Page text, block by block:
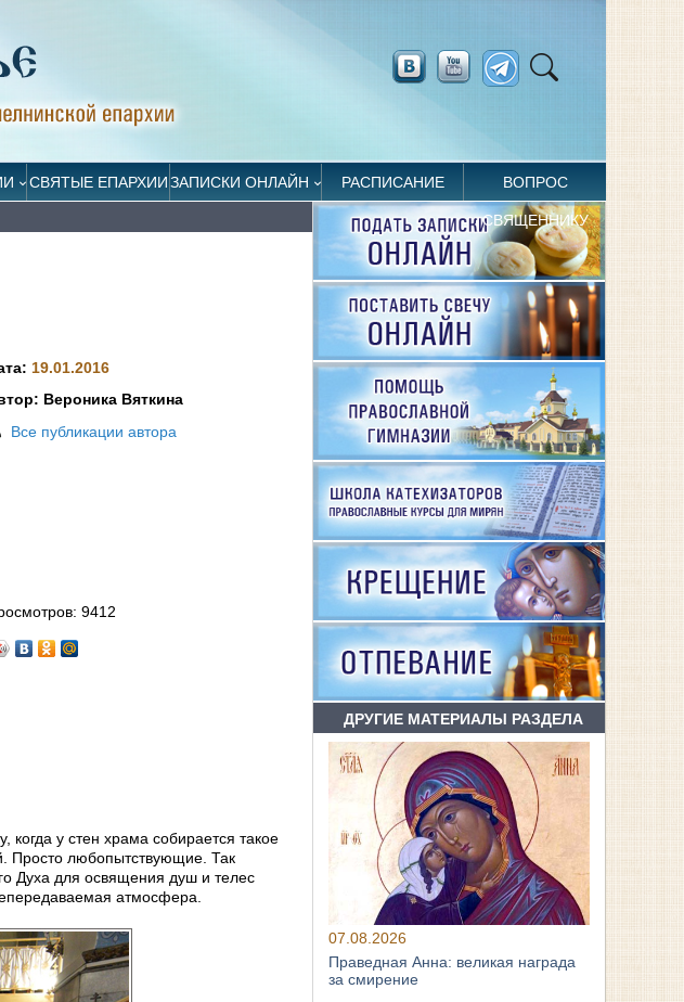
СВЯТЫЕ ЕПАРХИИЗАПИСКИ ОНЛАЙН РАСПИСАНИЕ ВОПРОС
СВЯЩЕННИКУ
19.01.2016
Вероника Вяткина
Все публикации автора
9412
у стен храма собирается такое
Просто любопытствующие. Так
Духа для освящения душ и телес
атмосфера.
ДРУГИЕ МАТЕРИАЛЫ РАЗДЕЛА
07.08.2026
Праведная Анна: великая награда
за смирение